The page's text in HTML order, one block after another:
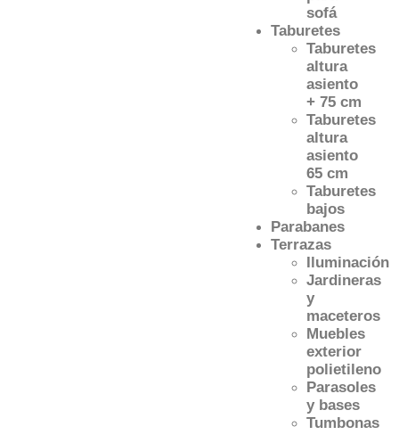
sofá
Taburetes
Taburetes
altura
asiento
+ 75 cm
Taburetes
altura
asiento
65 cm
Taburetes
bajos
Parabanes
Terrazas
Iluminación
Jardineras
y
maceteros
Muebles
exterior
polietileno
Parasoles
y bases
Tumbonas